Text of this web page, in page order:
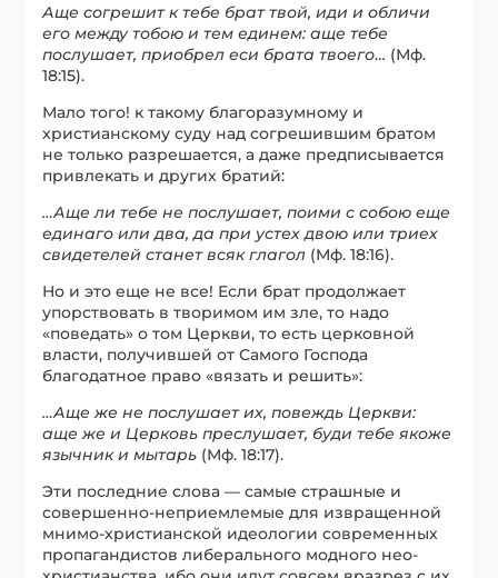
Аще согрешит к тебе брат твой, иди и обличи
его между тобою и тем единем: аще тебе
послушает, приобрел еси брата твоего… (Мф.
18:15).
Мало того! к такому благоразумному и
христианскому суду над согрешившим братом
не только разрешается, а даже предписывается
привлекать и других братий:
…Аще ли тебе не послушает, поими с собою еще
единаго или два, да при устех двою или триех
свидетелей станет всяк глагол (Мф. 18:16).
Но и это еще не все! Если брат продолжает
упорствовать в творимом им зле, то надо
«поведать» о том Церкви, то есть церковной
власти, получившей от Самого Господа
благодатное право «вязать и решить»:
…Аще же не послушает их, повеждь Церкви:
аще же и Церковь преслушает, буди тебе якоже
язычник и мытарь (Мф. 18:17).
Эти последние слова — самые страшные и
совершенно-неприемлемые для извращенной
мнимо-христианской идеологии современных
пропагандистов либерального модного нео-